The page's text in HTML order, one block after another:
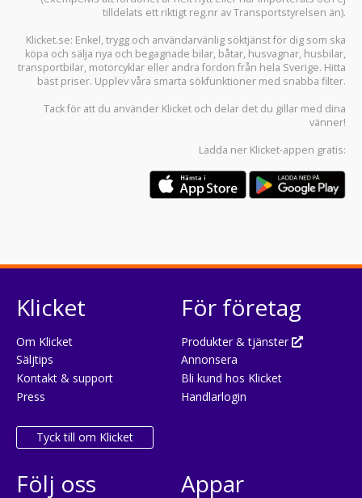
tilldelats ett riktigt reg.nr av Transportstyrelsen än).
Klicket.se: Enkel, trygg och användarvänlig söktjänst för dig som ska
köpa och sälja nya och begagnade bilar, båtar, husvagnar, husbilar,
transportbilar, motorcyklar eller andra fordon från hela Sverige. Hitta
bäst priser. Upplev våra smarta sökfunktioner med snabba filter.
Tack för att du använder Klicket och delar det du gillar med dina
vänner!
Ladda ner Klicket-appen gratis:
Klicket
Om Klicket
Säljtips
Kontakt & support
Press
Tyck till om Klicket
För företag
Produkter & tjänster
Annonsera
Bli kund hos Klicket
Handlarlogin
Följ oss Appar